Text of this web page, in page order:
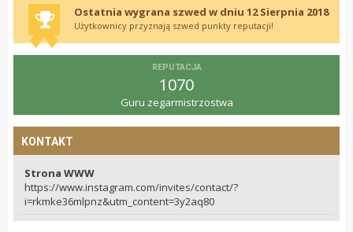
Ostatnia wygrana szwed w dniu 12 Sierpnia 2018
Użytkownicy przyznają szwed punkty reputacji!
REPUTACJA
1070
Guru zegarmistrzostwa
KONTAKT
Strona WWW
https://www.instagram.com/invites/contact/?
i=rkmke36mlpnz&utm_content=3y2aq80